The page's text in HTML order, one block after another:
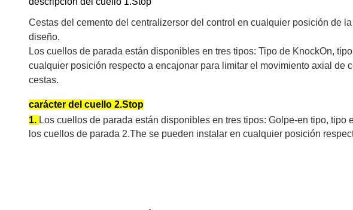
Cestas del cemento del centralizersor del control en cualquier posición de
diseño.
Los cuellos de parada están disponibles en tres tipos: Tipo de KnockOn,
cualquier posición respecto a encajonar para limitar el movimiento axial de
cestas.
carácter del cuello 2.Stop
1. Los cuellos de parada están disponibles en tres tipos: Golpe-en tipo,
los cuellos de parada 2.The se pueden instalar en cualquier posición